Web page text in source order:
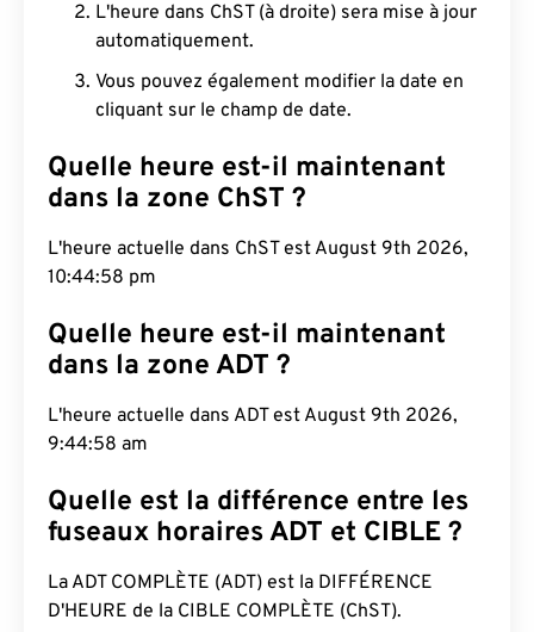
L'heure dans ChST (à droite) sera mise à jour
automatiquement.
Vous pouvez également modifier la date en
cliquant sur le champ de date.
Quelle heure est-il maintenant
dans la zone ChST ?
L'heure actuelle dans ChST est August 9th 2026,
10:44:59 pm
Quelle heure est-il maintenant
dans la zone ADT ?
L'heure actuelle dans ADT est August 9th 2026,
9:44:59 am
Quelle est la différence entre les
fuseaux horaires ADT et CIBLE ?
La ADT COMPLÈTE (ADT) est la DIFFÉRENCE
D'HEURE de la CIBLE COMPLÈTE (ChST).